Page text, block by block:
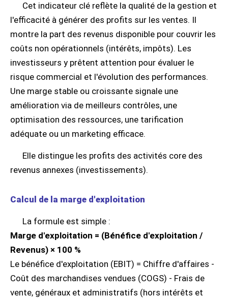
Cet indicateur clé reflète la qualité de la gestion et
l'efficacité à générer des profits sur les ventes. Il
montre la part des revenus disponible pour couvrir les
coûts non opérationnels (intérêts, impôts). Les
investisseurs y prêtent attention pour évaluer le
risque commercial et l'évolution des performances.
Une marge stable ou croissante signale une
amélioration via de meilleurs contrôles, une
optimisation des ressources, une tarification
adéquate ou un marketing efficace.
Elle distingue les profits des activités core des
revenus annexes (investissements).
Calcul de la marge d'exploitation
La formule est simple :
Marge d'exploitation = (Bénéfice d'exploitation /
Revenus) × 100 %
Le bénéfice d'exploitation (EBIT) = Chiffre d'affaires -
Coût des marchandises vendues (COGS) - Frais de
vente, généraux et administratifs (hors intérêts et